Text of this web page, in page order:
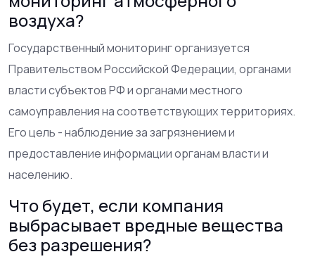
воздуха?
Государственный мониторинг организуется
Правительством Российской Федерации, органами
власти субъектов РФ и органами местного
самоуправления на соответствующих территориях.
Его цель - наблюдение за загрязнением и
предоставление информации органам власти и
населению.
Что будет, если компания
выбрасывает вредные вещества
без разрешения?